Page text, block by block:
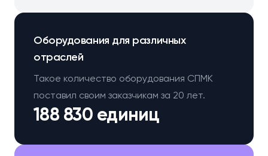
188 830 единиц
Оборудования для различных
отраслей
Такое количество оборудования СПМК
поставил своим заказчикам за 20 лет.